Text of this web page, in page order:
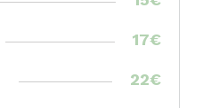
17€
22€